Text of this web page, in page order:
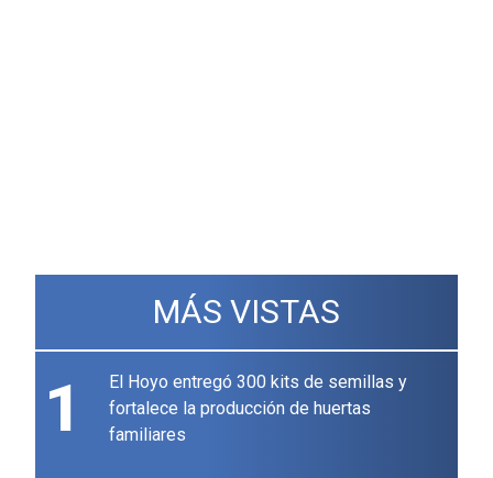
MÁS VISTAS
1
El Hoyo entregó 300 kits de semillas y
fortalece la producción de huertas
familiares